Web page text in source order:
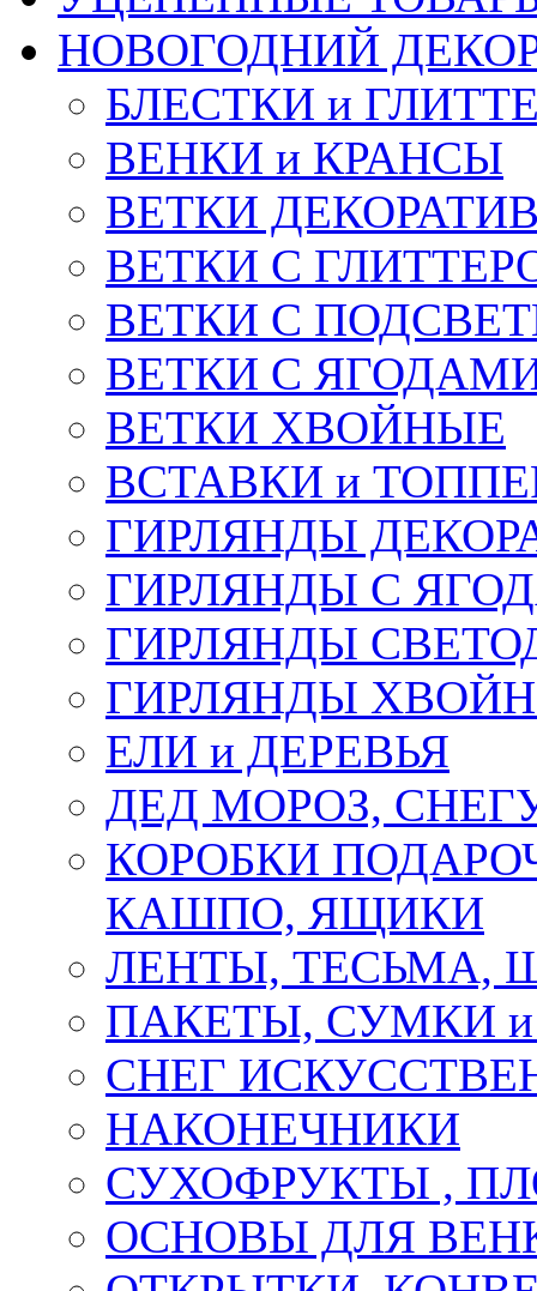
НОВОГОДНИЙ
БЛЕСТКИ и
ВЕНКИ и КРАНСЫ
ВЕТКИ
ВЕТКИ С
ВЕТКИ С
ВЕТКИ С
ВЕТКИ ХВОЙНЫЕ
ВСТАВКИ и
ГИРЛЯНДЫ
ГИРЛЯНДЫ С
ГИРЛЯНДЫ
ГИРЛЯНДЫ
ЕЛИ и ДЕРЕВЬЯ
ДЕД МОРОЗ,
КОРОБКИ
КАШПО, ЯЩИКИ
ЛЕНТЫ, ТЕСЬМА,
ПАКЕТЫ, СУМКИ
СНЕГ
НАКОНЕЧНИКИ
СУХОФРУКТЫ ,
ОСНОВЫ ДЛЯ